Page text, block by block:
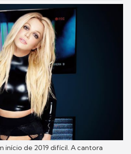
início de 2019 difícil. A cantora